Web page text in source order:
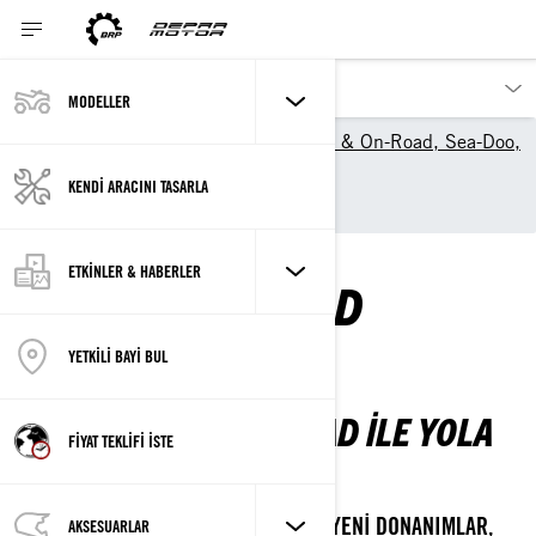
MODELLER
KENDİ ARACINI TASARLA
ETKİNLER & HABERLER
YETKİLİ BAYİ BUL
FİYAT TEKLİFİ İSTE
AKSESUARLAR
Modeller | Can-Am Off-Road & On-Road, Sea-Doo,
Can-Am On-Road
CAN-AM ON-ROAD
MODELLERI
2026 CAN-AM ON-ROAD ILE YOLA
ÇIK
3 TEKERLEKLI DÜNYADA YENILIKLER: YENI DONANIMLAR,